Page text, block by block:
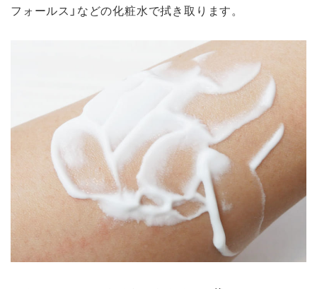
フォールス」などの化粧水で拭き取ります。